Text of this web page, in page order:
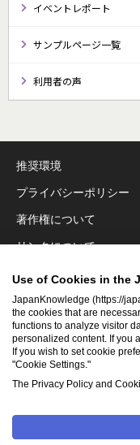
イベントレポート
サンプルページ一覧
利用者の声
推奨環境
プライバシーポリシー
著作権について
リンクについて
免責事項
運営会社
アクセシビリティ対応
クッキーポリシー
Cookie設定
Use of Cookies in the
JapanKnowledge (https://
the cookies that are
functions to analyze visitor
personalized content. If you
If you wish to set cookie
"Cookie Settings."
The Privacy Policy and